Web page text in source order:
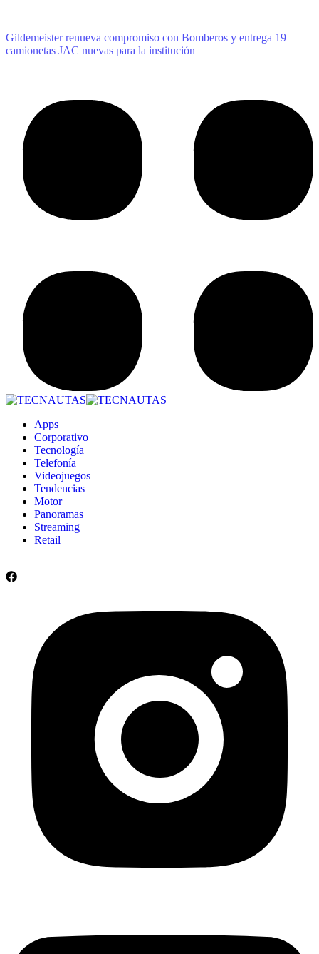
Gildemeister renueva compromiso con Bomberos y entrega 19
camionetas JAC nuevas para la institución
Apps
Corporativo
Tecnología
Telefonía
Videojuegos
Tendencias
Motor
Panoramas
Streaming
Retail